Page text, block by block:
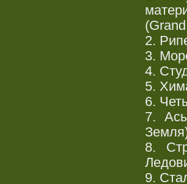
2.
3.
4.
5.
6.
7.
8.
9.